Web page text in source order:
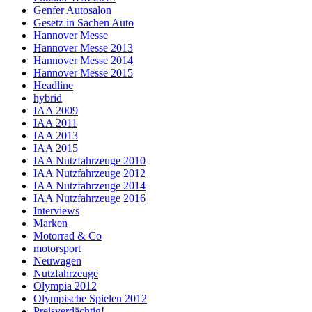
Genfer Autosalon
Gesetz in Sachen Auto
Hannover Messe
Hannover Messe 2013
Hannover Messe 2014
Hannover Messe 2015
Headline
hybrid
IAA 2009
IAA 2011
IAA 2013
IAA 2015
IAA Nutzfahrzeuge 2010
IAA Nutzfahrzeuge 2012
IAA Nutzfahrzeuge 2014
IAA Nutzfahrzeuge 2016
Interviews
Marken
Motorrad & Co
motorsport
Neuwagen
Nutzfahrzeuge
Olympia 2012
Olympische Spielen 2012